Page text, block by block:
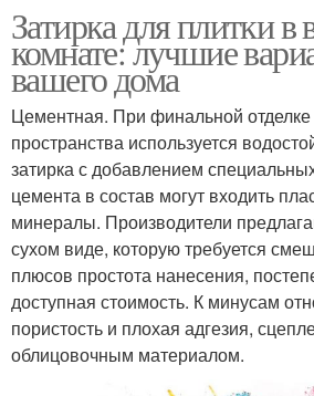
Затирка для плитки в
комнате: лучшие
вашего дома
Цементная. При финальной
пространства используется
затирка с добавлением
цемента в состав могут входить
минералы. Производители
сухом виде, которую требуется
плюсов простота нанесения,
доступная стоимость. К минусам
пористость и плохая адгезия,
облицовочным материалом.